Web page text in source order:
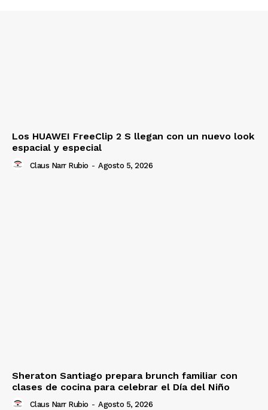
Los HUAWEI FreeClip 2 S llegan con un nuevo look
espacial y especial
Claus Narr Rubio - Agosto 5, 2026
Sheraton Santiago prepara brunch familiar con
clases de cocina para celebrar el Día del Niño
Claus Narr Rubio - Agosto 5, 2026